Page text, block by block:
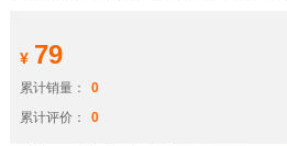
¥ 79
累计销量：
0
累计评价：
0